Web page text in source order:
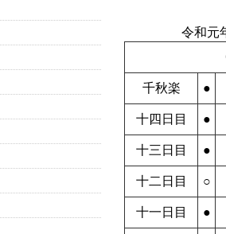
令和元
千秋楽 ●
十四日目 ●
十三日目 ●
十二日目 ○
十一日目 ●